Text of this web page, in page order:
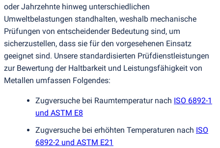
oder Jahrzehnte hinweg unterschiedlichen
Umweltbelastungen standhalten, weshalb mechanische
Prüfungen von entscheidender Bedeutung sind, um
sicherzustellen, dass sie für den vorgesehenen Einsatz
geeignet sind. Unsere standardisierten Prüfdienstleistungen
zur Bewertung der Haltbarkeit und Leistungsfähigkeit von
Metallen umfassen Folgendes:
Zugversuche bei Raumtemperatur nach ISO 6892-1
und ASTM E8
Zugversuche bei erhöhten Temperaturen nach ISO
6892-2 und ASTM E21